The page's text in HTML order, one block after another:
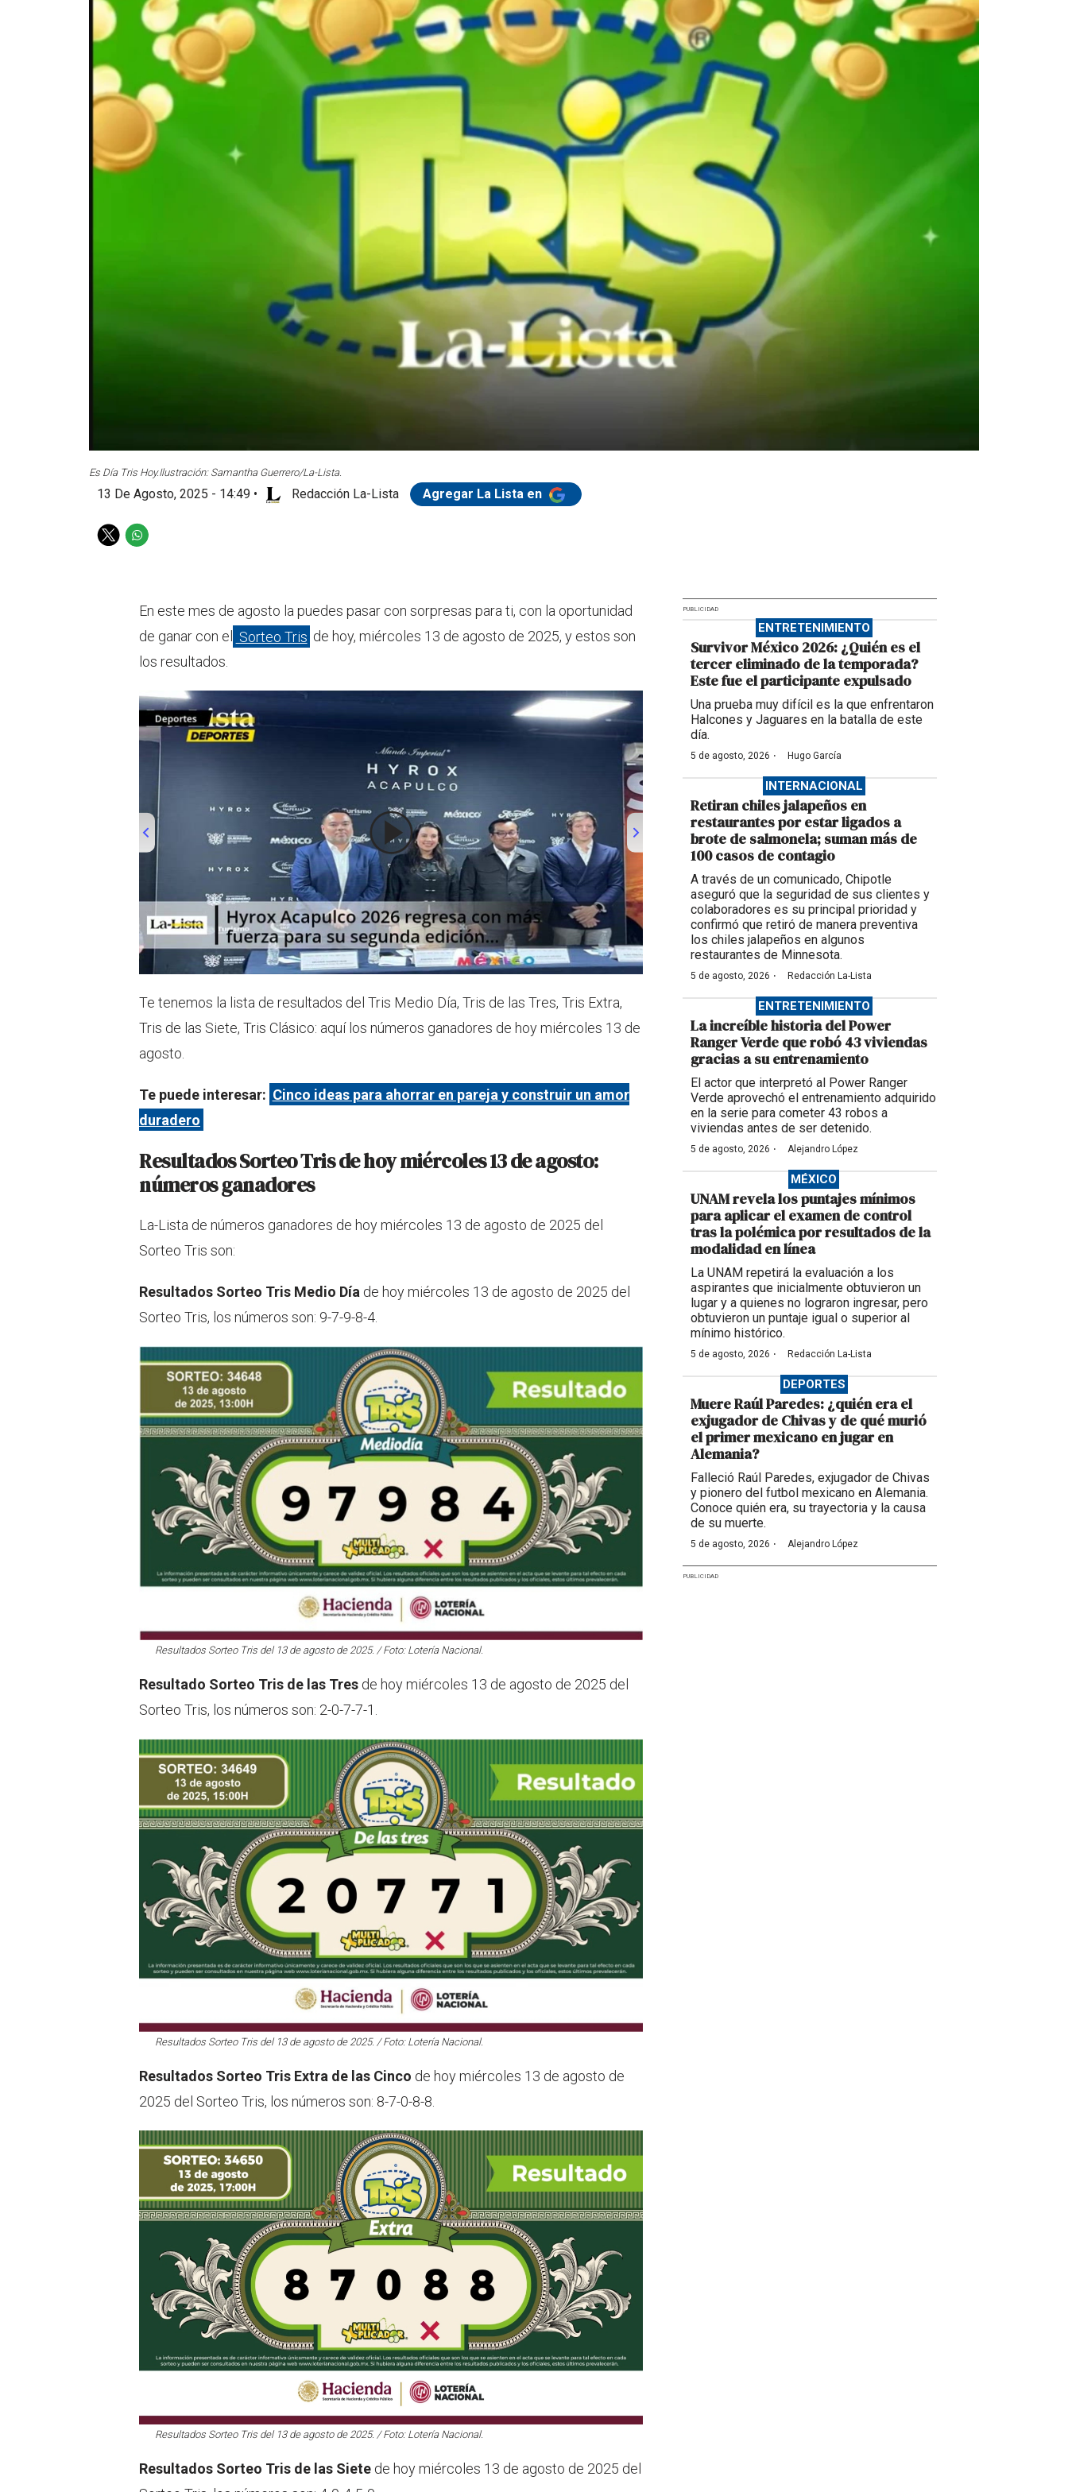
Es Día Tris Hoy.Ilustración: Samantha Guerrero/La-Lista.
13 De Agosto, 2025 - 14:49 • Redacción La-Lista Agregar La Lista en
T
W
s
p
p
En este mes de agosto la puedes pasar con sorpresas para ti, con la oportunidad
de ganar con el
Sorteo Tris de hoy, miércoles 13 de agosto de 2025, y estos son
los resultados.
00:00/01:00 la-lista
Te tenemos la lista de resultados del Tris Medio Día, Tris de las Tres, Tris Extra,
Tris de las Siete, Tris Clásico: aquí los números ganadores de hoy miércoles 13 de
agosto.
Te puede interesar: Cinco ideas para ahorrar en pareja y construir un amor
duradero
Resultados Sorteo Tris de hoy miércoles 13 de agosto:
números ganadores
La-Lista de números ganadores de hoy miércoles 13 de agosto de 2025 del
Sorteo Tris son:
Resultados Sorteo Tris Medio Día de hoy miércoles 13 de agosto de 2025 del
Sorteo Tris, los números son: 9-7-9-8-4.
Resultados Sorteo Tris del 13 de agosto de 2025. / Foto: Lotería Nacional.
Resultado Sorteo Tris de las Tres de hoy miércoles 13 de agosto de 2025 del
Sorteo Tris, los números son: 2-0-7-7-1.
Resultados Sorteo Tris del 13 de agosto de 2025. / Foto: Lotería Nacional.
Resultados Sorteo Tris Extra de las Cinco de hoy miércoles 13 de agosto de
2025 del Sorteo Tris, los números son: 8-7-0-8-8.
Resultados Sorteo Tris del 13 de agosto de 2025. / Foto: Lotería Nacional.
Resultados Sorteo Tris de las Siete de hoy miércoles 13 de agosto de 2025 del
PUBLICIDAD
ENTRETENIMIENTO
Survivor México 2026: ¿Quién es el
tercer eliminado de la temporada?
Este fue el participante expulsado
Una prueba muy difícil es la que enfrentaron
Halcones y Jaguares en la batalla de este
día.
5 de agosto, 2026 · Hugo García
INTERNACIONAL
Retiran chiles jalapeños en
restaurantes por estar ligados a
brote de salmonela; suman más de
100 casos de contagio
A través de un comunicado, Chipotle
aseguró que la seguridad de sus clientes y
colaboradores es su principal prioridad y
confirmó que retiró de manera preventiva
los chiles jalapeños en algunos
restaurantes de Minnesota.
5 de agosto, 2026 · Redacción La-Lista
ENTRETENIMIENTO
La increíble historia del Power
Ranger Verde que robó 43 viviendas
gracias a su entrenamiento
El actor que interpretó al Power Ranger
Verde aprovechó el entrenamiento adquirido
en la serie para cometer 43 robos a
viviendas antes de ser detenido.
5 de agosto, 2026 · Alejandro López
MÉXICO
UNAM revela los puntajes mínimos
para aplicar el examen de control
tras la polémica por resultados de la
modalidad en línea
La UNAM repetirá la evaluación a los
aspirantes que inicialmente obtuvieron un
lugar y a quienes no lograron ingresar, pero
obtuvieron un puntaje igual o superior al
mínimo histórico.
5 de agosto, 2026 · Redacción La-Lista
DEPORTES
Muere Raúl Paredes: ¿quién era el
exjugador de Chivas y de qué murió
el primer mexicano en jugar en
Alemania?
Falleció Raúl Paredes, exjugador de Chivas
y pionero del futbol mexicano en Alemania.
Conoce quién era, su trayectoria y la causa
de su muerte.
5 de agosto, 2026 · Alejandro López
PUBLICIDAD